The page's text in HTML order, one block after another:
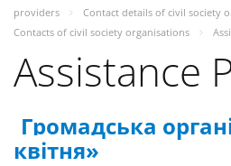
providers
Contact details of civil society
Contacts of civil society organisations
Assistance
Громадська
квітня»